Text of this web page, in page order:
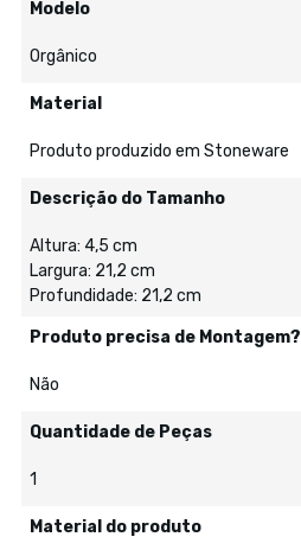
Modelo
Orgânico
Material
Produto produzido em Stoneware
Descrição do Tamanho
Altura: 4,5 cm
Largura: 21,2 cm
Profundidade: 21,2 cm
Produto precisa de Montagem?
Não
Quantidade de Peças
1
Material do produto